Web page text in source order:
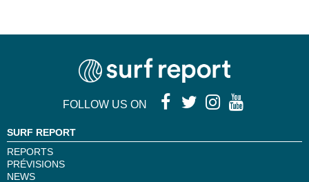
FOLLOW US ON
SURF REPORT
REPORTS
PRÉVISIONS
NEWS